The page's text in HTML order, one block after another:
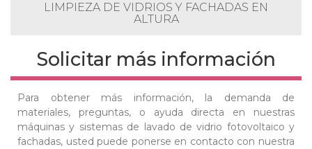
LIMPIEZA DE VIDRIOS Y FACHADAS EN
ALTURA
Solicitar más información
Para obtener más información, la demanda de
materiales, preguntas, o ayuda directa en nuestras
máquinas y sistemas de lavado de vidrio fotovoltaico y
fachadas, usted puede ponerse en contacto con nuestra